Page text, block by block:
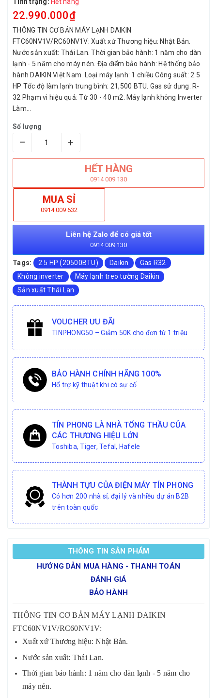
22.990.000₫
THÔNG TIN CƠ BẢN MÁY LẠNH DAIKIN
FTC60NV1V/RC60NV1V: Xuất xứ Thương hiệu: Nhật Bản.
Nước sản xuất: Thái Lan. Thời gian bảo hành: 1 năm cho dàn
lạnh - 5 năm cho máy nén. Địa điểm bảo hành: Hệ thống bảo
hành DAIKIN Việt Nam. Loại máy lạnh: 1 chiều Công suất: 2.5
HP Tốc độ làm lạnh trung bình: 21,500 BTU. Gas sử dụng: R-
32 Phạm vi hiệu quả: Từ 30 - 40 m2. Máy lạnh không Inverter
Làm...
Số lượng
– +
HẾT HÀNG
0914 009 130
MUA SỈ
0914 009 632
Liên hệ Zalo để có giá tốt
0914 009 130
Tags: 2.5 HP (20500BTU) Daikin
Gas R32
Không inverter
Máy lạnh treo tường Daikin
Sản xuất Thái Lan
VOUCHER ƯU ĐÃI
TINPHONG50 – Giảm 50K cho đơn từ 1 triệu
BẢO HÀNH CHÍNH HÃNG 100%
Hổ trợ kỹ thuật khi có sự cố
TÍN PHONG LÀ NHÀ TỔNG THẦU CỦA
CÁC THƯƠNG HIỆU LỚN
Toshiba, Tiger, Tefal, Hafele
THÀNH TỰU CỦA ĐIỆN MÁY TÍN PHONG
Có hơn 200 nhà sỉ, đại lý và nhiều dự án B2B
trên toàn quốc
THÔNG TIN SẢN PHẨM
HƯỚNG DẪN MUA HÀNG - THANH TOÁN
ĐÁNH GIÁ
BẢO HÀNH
THÔNG TIN CƠ BẢN MÁY LẠNH DAIKIN
FTC60NV1V/RC60NV1V:
Xuất xứ Thương hiệu: Nhật Bản.
Nước sản xuất: Thái Lan.
Thời gian bảo hành: 1 năm cho dàn lạnh - 5 năm cho
máy nén.